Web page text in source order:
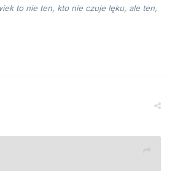
to nie ten, kto nie czuje lęku, ale ten,